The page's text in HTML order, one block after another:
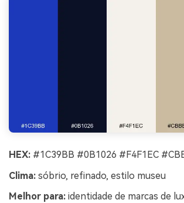
HEX: #1C39BB #0B1026 #F4F1EC
Clima: sóbrio, refinado, estilo museu
Melhor para: identidade de marcas de